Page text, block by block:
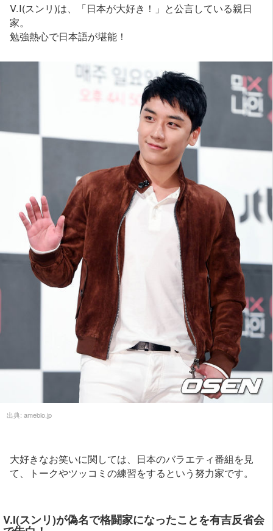
V.I(スンリ)は、「日本が大好き！」と公言している親日
家。
勉強熱心で日本語が堪能！
出典: ameblo.jp
大好きなお笑いに関しては、日本のバラエティ番組を見
て、トークやツッコミの練習をするという努力家です。
V.I(スンリ)が偽名で格闘家になったことを有吉反省会